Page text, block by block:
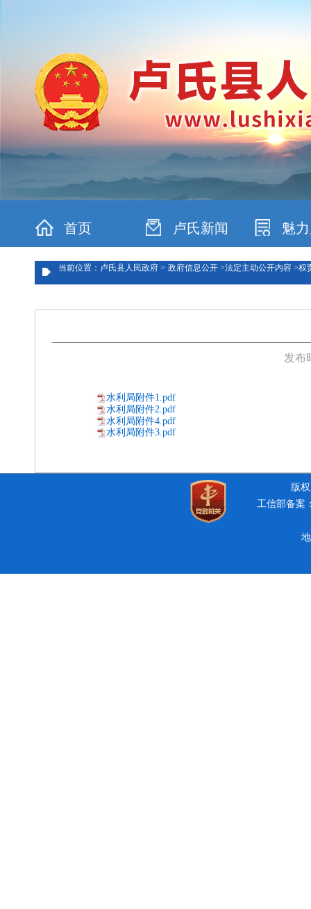
首页 卢氏新闻 魅
当前位置：卢氏县人民政府 > 政府信息公开 >法定主动公开内容 >权
发布
水利局附件1.pdf
水利局附件2.pdf
水利局附件4.pdf
水利局附件3.pdf
版
工信部备案